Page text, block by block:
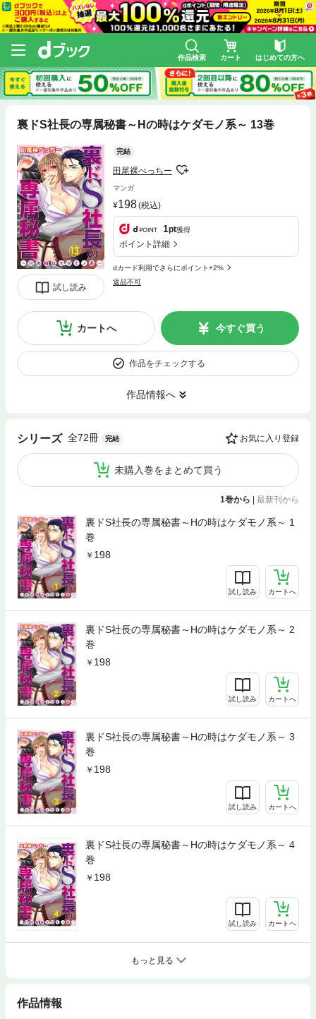
作品検索 カート はじめての方へ
裏ドS社長の専属秘書～Hの時はケダモノ系～ 13巻
試し読み
完結
田尾裸べっちー
マンガ
198(税込)
1pt獲得
ポイント詳細
dカード利用でさらにポイント+2%
返品不可
カートへ 今すぐ買う
作品をチェックする
作品情報へ
シリーズ 全72冊 完結 お気に入り登録
未購入巻をまとめて買う
1巻から | 最新刊から
裏ドS社長の専属秘書～Hの時はケダモノ系～ 1
巻
198
試し読み カートへ
裏ドS社長の専属秘書～Hの時はケダモノ系～ 2
巻
198
試し読み カートへ
裏ドS社長の専属秘書～Hの時はケダモノ系～ 3
巻
198
試し読み カートへ
裏ドS社長の専属秘書～Hの時はケダモノ系～ 4
巻
198
試し読み カートへ
もっと見る
作品情報